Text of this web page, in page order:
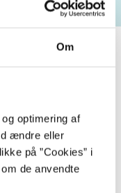
Om
optimering af
ændre eller
på ”Cookies” i
de anvendte